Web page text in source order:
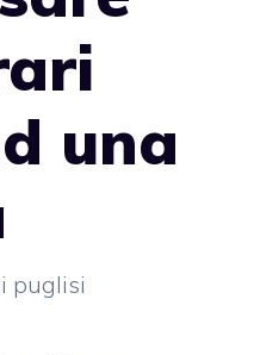
una
puglisi